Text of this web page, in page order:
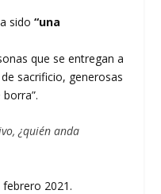
sido“una
que se entregan a
sacrificio, generosas
¿quién anda
febrero 2021.